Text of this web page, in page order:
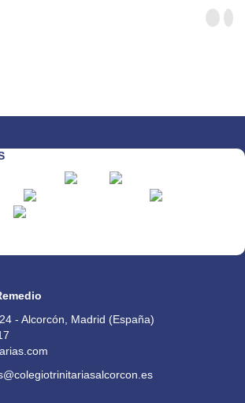
- Alcorcón, Madrid (España)